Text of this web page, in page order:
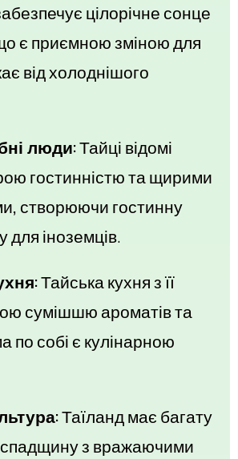
цілорічне сонце
є приємною зміною для
від холоднішого
люди:Тайці відомі
гостинністю та щирими
створюючи гостинну
іноземців.
Тайська кухня з її
сумішшю ароматів та
по собі є кулінарною
Таїланд має багату
спадщину з вражаючими